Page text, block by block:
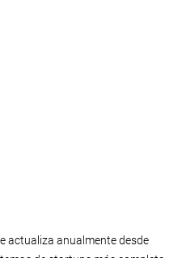
actualiza anualmente desde